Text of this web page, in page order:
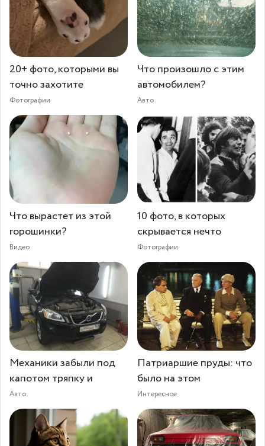
20+ фото, которыми вы
точно захотите
Фотографии
Что произошло с этим
автомобилем?
Авто
Что вырастет из этой
горошинки?⁠⁠
Видео
10 фото, в которых
скрывается нечто
Фотографии
Механики забыли под
капотом тряпку и
Авто
Патриаршие пруды: что
было на этом
Интересное